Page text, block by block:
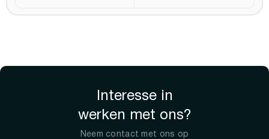
Interesse in
werken met ons?
Neem contact met ons op